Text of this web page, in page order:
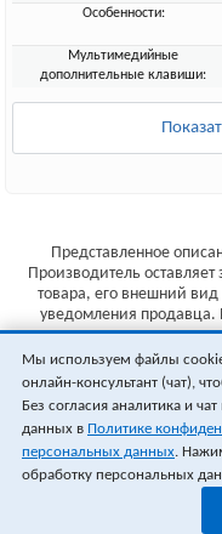
Особенности:
Мультимедийные
дополнительные клавиши:
Представленное
Производитель оставляет
товара, его внешний вид
уведомления продавца.
характеристики
Указанные цены не
Стоимость и
Мы используем файлы
онлайн-консультант (чат),
Без согласия аналитика и
данных в Политике
персональных данных.
обработку персональных